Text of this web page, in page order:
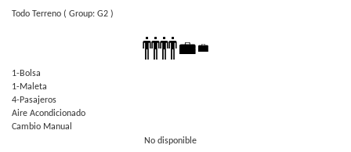
Todo Terreno ( Group: G2 )
1-Bolsa
1-Maleta
4-Pasajeros
Aire Acondicionado
Cambio Manual
No disponible